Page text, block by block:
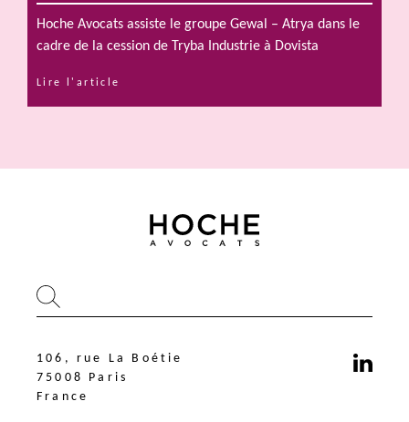
Hoche Avocats assiste le groupe Gewal – Atrya dans le
cadre de la cession de Tryba Industrie à Dovista
Lire l'article
106, rue La Boétie
75008 Paris
France